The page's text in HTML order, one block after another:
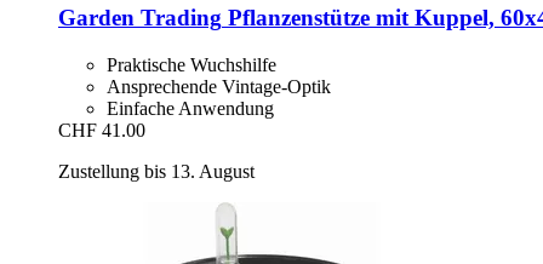
Garden Trading Pflanzenstütze mit Kuppel,
Praktische Wuchshilfe
Ansprechende Vintage-Optik
Einfache Anwendung
CHF 41.00
Zustellung bis 13. August